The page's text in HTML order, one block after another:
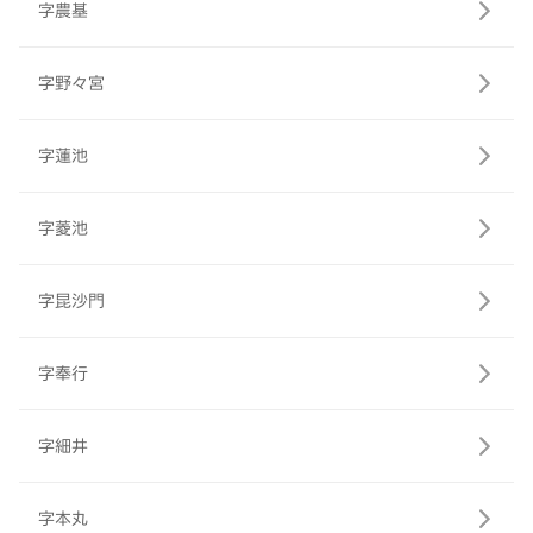
字農基
字野々宮
字蓮池
字菱池
字昆沙門
字奉行
字細井
字本丸